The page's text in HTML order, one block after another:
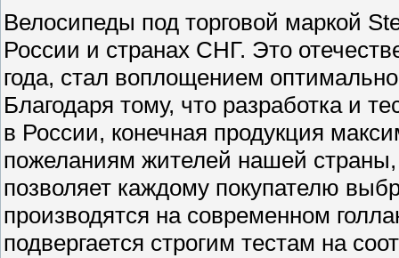
Велосипеды под торговой маркой
России и странах СНГ. Это
года, стал воплощением
Благодаря тому, что разработка и
в России, конечная продукция
пожеланиям жителей нашей
позволяет каждому покупателю
производятся на современном
подвергается строгим тестам на